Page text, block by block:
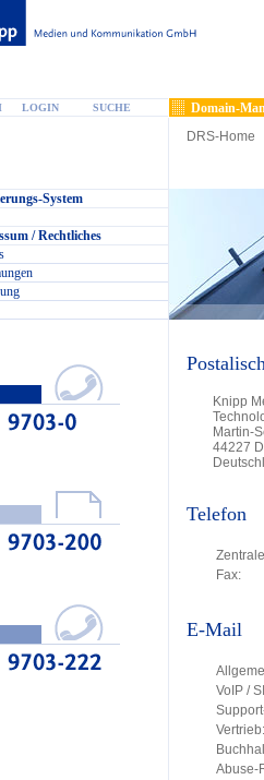
LOGIN SUCHE
Domain-
DRS-Home
System
/ Rechtliches
Knipp
Martin-
44227
Telefon
Fax:
E-Mail
VoIP /
Vertrieb:
Abuse-